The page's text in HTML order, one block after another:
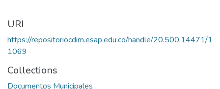
URI
https://repositoriocdim.esap.edu.co/handle/20.500.14471/1
1069
Collections
Documentos Municipales